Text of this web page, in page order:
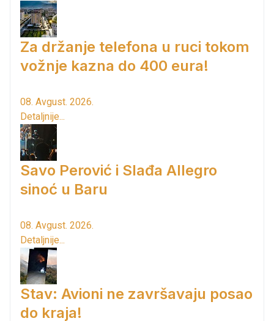
Za držanje telefona u ruci tokom
vožnje kazna do 400 eura!
08. Avgust. 2026.
Detaljnije...
Savo Perović i Slađa Allegro
sinoć u Baru
08. Avgust. 2026.
Detaljnije...
Stav: Avioni ne završavaju posao
do kraja!